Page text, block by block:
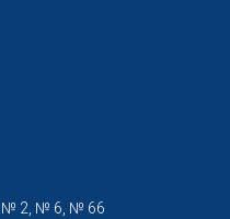
№ 2, № 6, № 66